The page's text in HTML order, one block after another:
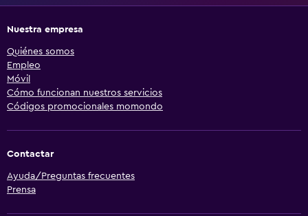
Nuestra empresa
Quiénes somos
Empleo
Móvil
Cómo funcionan nuestros servicios
Códigos promocionales momondo
Contactar
Ayuda/Preguntas frecuentes
Prensa